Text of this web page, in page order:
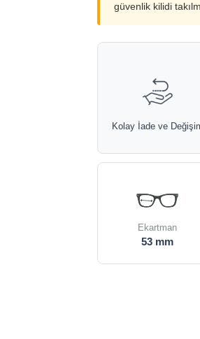
güvenlik kilidi
Kolay İade ve
Ekartman
53 mm